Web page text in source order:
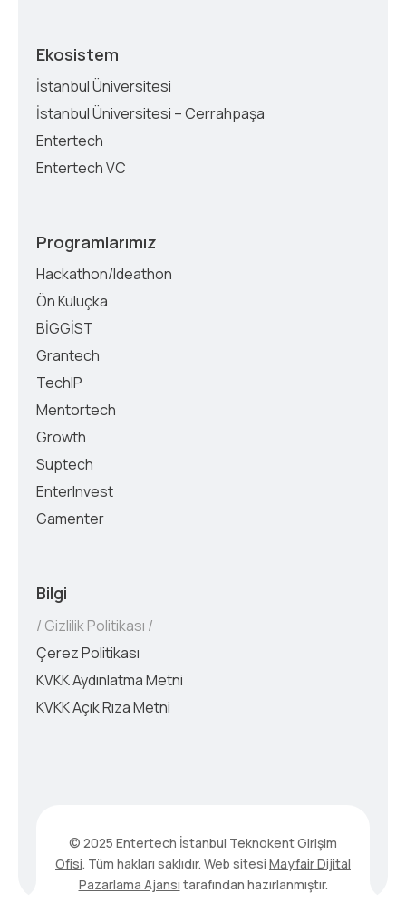
Ekosistem
İstanbul Üniversitesi
İstanbul Üniversitesi – Cerrahpaşa
Entertech
Entertech VC
Programlarımız
Hackathon/Ideathon
Ön Kuluçka
BİGGİST
Grantech
TechIP
Mentortech
Growth
Suptech
EnterInvest
Gamenter
Bilgi
Gizlilik Politikası
Çerez Politikası
KVKK Aydınlatma Metni
KVKK Açık Rıza Metni
© 2025 Entertech İstanbul Teknokent Girişim
Ofisi. Tüm hakları saklıdır. Web sitesi Mayfair Dijital
Pazarlama Ajansı tarafından hazırlanmıştır.